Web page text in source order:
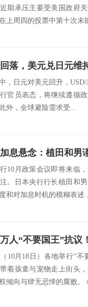
期承压主要受美国政府
上周四的投票中第十次未
落，美元兑日元维
，日元对美元回升，USD/
官员表态，将继续遵循
外，全球避险需求受...
10月政策会议即将来临
。日本央行行长植田和
和对加息时机的模糊表述
10月18日）各地举行“
着孩童与宠物走上街头
倾向与肆无忌惮的腐败。